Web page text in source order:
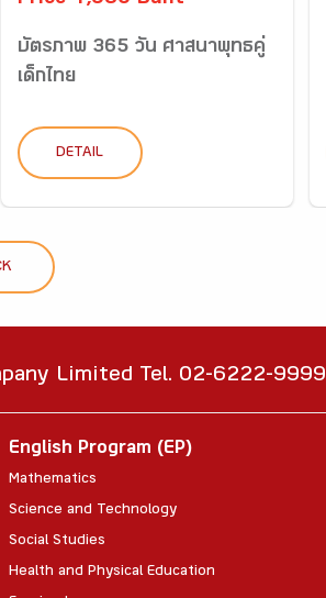
บัตรภาพ 365 วัน ศาสนาพุทธคู่
เด็กไทย
DETAIL
Limited Tel. 02-6222-9999
English Program (EP)
Mathematics
Science and Technology
Social Studies
Health and Physical Education